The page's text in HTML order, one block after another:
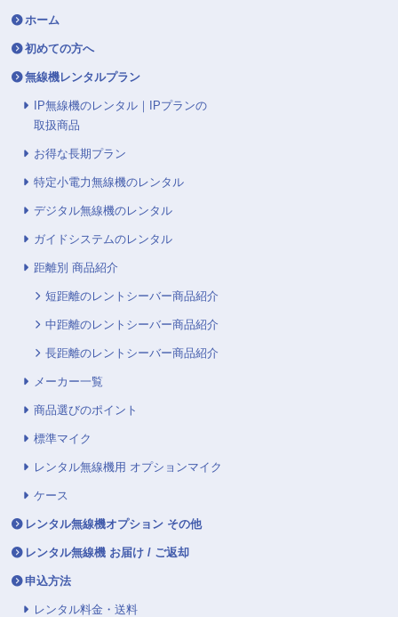
ホーム
初めての方へ
無線機レンタルプラン
IP無線機のレンタル｜IPプランの
取扱商品
お得な長期プラン
特定小電力無線機のレンタル
デジタル無線機のレンタル
ガイドシステムのレンタル
距離別 商品紹介
短距離のレントシーバー商品紹介
中距離のレントシーバー商品紹介
長距離のレントシーバー商品紹介
メーカー一覧
商品選びのポイント
標準マイク
レンタル無線機用 オプションマイク
ケース
レンタル無線機オプション その他
レンタル無線機 お届け / ご返却
申込方法
レンタル料金・送料